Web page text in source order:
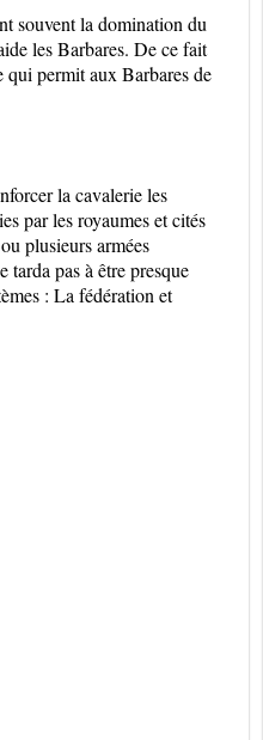
souvent la domination du
les Barbares. De ce fait
qui permit aux Barbares de
la cavalerie les
par les royaumes et cités
plusieurs armées
tarda pas à être presque
: La fédération et